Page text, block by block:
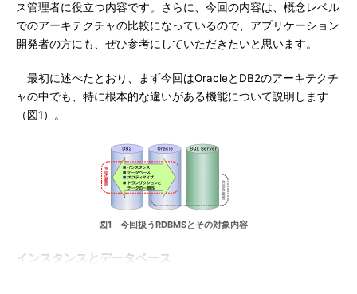
ス管理者に役立つ内容です。さらに、今回の内容は、概念レベル
でのアーキテクチャの比較になっているので、アプリケーション
開発者の方にも、ぜひ参考にしていただきたいと思います。
最初に述べたとおり、まず今回はOracleとDB2のアーキテクチ
ャの中でも、特に根本的な違いがある機能について説明します
（図1）。
図1 今回扱うRDBMSとその対象内容
インスタンスとデータベース